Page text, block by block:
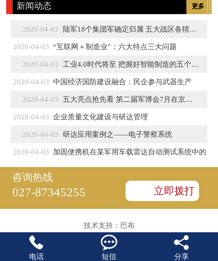
更多
新闻动态
2020-04-03 陆军18个集团军确定归属 五大战区各辖3至5个
2020-04-03 “互联网＋制造业”：六大特点三大问题
2020-04-03 工业4.0时代将至 把握好智能制造的五个特征
2020-04-03 中国经济国防建设融合：民企参与武器生产
2020-04-03 五大亮点抢先看 第二届军博会7月在京盛大开幕
2020-04-03 企业质量文化建设与研达管理
2020-04-03 研达应用案例之——电子警察系统
2020-04-03 加固便携机在某军用车载雷达自动测试系统中的
咨询热线
027-87345255 立即拨打
技术支持： 巴布

电话

短信

分享